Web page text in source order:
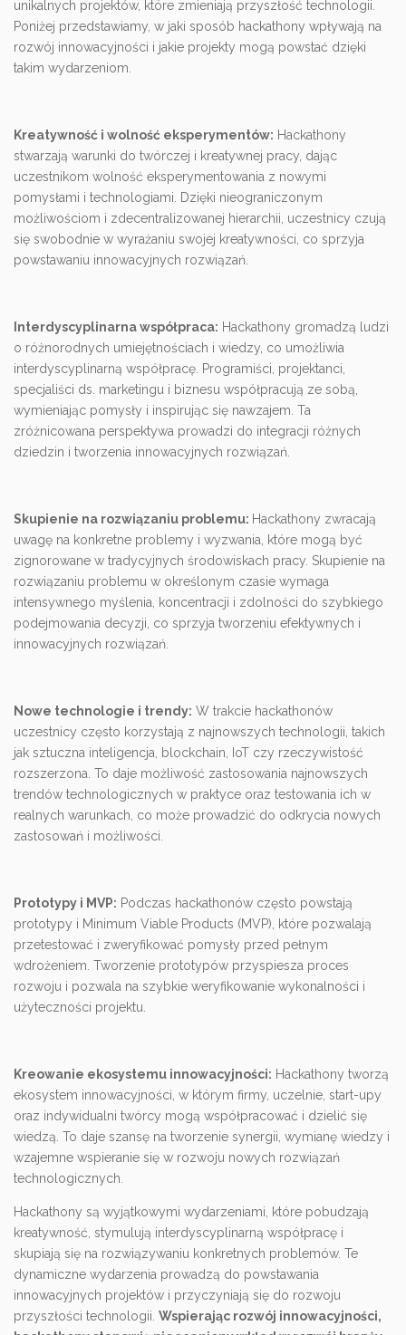
unikalnych projektów, które zmieniają przyszłość technologii.
Poniżej przedstawiamy, w jaki sposób hackathony wpływają na
rozwój innowacyjności i jakie projekty mogą powstać dzięki
takim wydarzeniom.
Kreatywność i wolność eksperymentów: Hackathony
stwarzają warunki do twórczej i kreatywnej pracy, dając
uczestnikom wolność eksperymentowania z nowymi
pomysłami i technologiami. Dzięki nieograniczonym
możliwościom i zdecentralizowanej hierarchii, uczestnicy czują
się swobodnie w wyrażaniu swojej kreatywności, co sprzyja
powstawaniu innowacyjnych rozwiązań.
Interdyscyplinarna współpraca: Hackathony gromadzą ludzi
o różnorodnych umiejętnościach i wiedzy, co umożliwia
interdyscyplinarną współpracę. Programiści, projektanci,
specjaliści ds. marketingu i biznesu współpracują ze sobą,
wymieniając pomysły i inspirując się nawzajem. Ta
zróżnicowana perspektywa prowadzi do integracji różnych
dziedzin i tworzenia innowacyjnych rozwiązań.
Skupienie na rozwiązaniu problemu: Hackathony zwracają
uwagę na konkretne problemy i wyzwania, które mogą być
zignorowane w tradycyjnych środowiskach pracy. Skupienie na
rozwiązaniu problemu w określonym czasie wymaga
intensywnego myślenia, koncentracji i zdolności do szybkiego
podejmowania decyzji, co sprzyja tworzeniu efektywnych i
innowacyjnych rozwiązań.
Nowe technologie i trendy: W trakcie hackathonów
uczestnicy często korzystają z najnowszych technologii, takich
jak sztuczna inteligencja, blockchain, IoT czy rzeczywistość
rozszerzona. To daje możliwość zastosowania najnowszych
trendów technologicznych w praktyce oraz testowania ich w
realnych warunkach, co może prowadzić do odkrycia nowych
zastosowań i możliwości.
Prototypy i MVP: Podczas hackathonów często powstają
prototypy i Minimum Viable Products (MVP), które pozwalają
przetestować i zweryfikować pomysły przed pełnym
wdrożeniem. Tworzenie prototypów przyspiesza proces
rozwoju i pozwala na szybkie weryfikowanie wykonalności i
użyteczności projektu.
Kreowanie ekosystemu innowacyjności: Hackathony tworzą
ekosystem innowacyjności, w którym firmy, uczelnie, start-upy
oraz indywidualni twórcy mogą współpracować i dzielić się
wiedzą. To daje szansę na tworzenie synergii, wymianę wiedzy i
wzajemne wspieranie się w rozwoju nowych rozwiązań
technologicznych.
Hackathony są wyjątkowymi wydarzeniami, które pobudzają
kreatywność, stymulują interdyscyplinarną współpracę i
skupiają się na rozwiązywaniu konkretnych problemów. Te
dynamiczne wydarzenia prowadzą do powstawania
innowacyjnych projektów i przyczyniają się do rozwoju
przyszłości technologii. Wspierając rozwój innowacyjności,